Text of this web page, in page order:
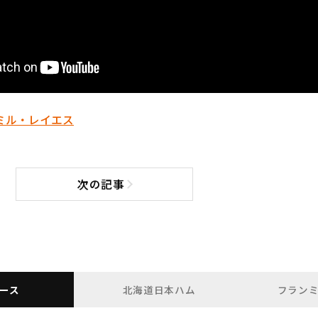
ル・レイエス
次の記事次の記事へ
ス 北海道日本ハム フラン